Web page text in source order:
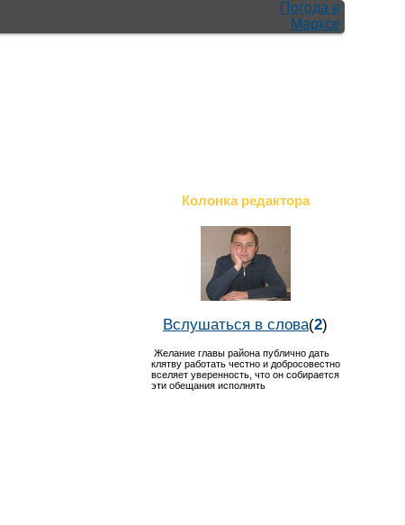
Погода в
Марксе
Колонка редактора
Вслушаться в слова(2)
Желание главы района публично дать
клятву работать честно и добросовестно
вселяет уверенность, что он собирается
эти обещания исполнять